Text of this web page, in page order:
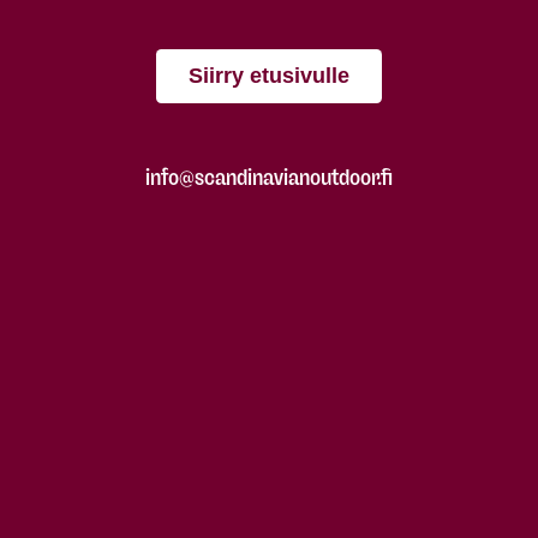
Siirry etusivulle
info@scandinavianoutdoor.fi